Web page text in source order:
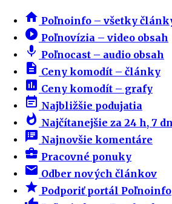
home Poľnoinfo – všetky
play_circle_filled Poľnovízia – video obsah
mic Poľnocast – audio obsah
description Ceny komodít – články
insert_chart Ceny komodít – grafy
event_note Najbližšie podujatia
whatshot Najčítanejšie za 24 h, 7
speaker_notes Najnovšie komentáre
business_center Pracovné ponuky
email Odber nových článkov
star Podporiť portál Poľnoinfo